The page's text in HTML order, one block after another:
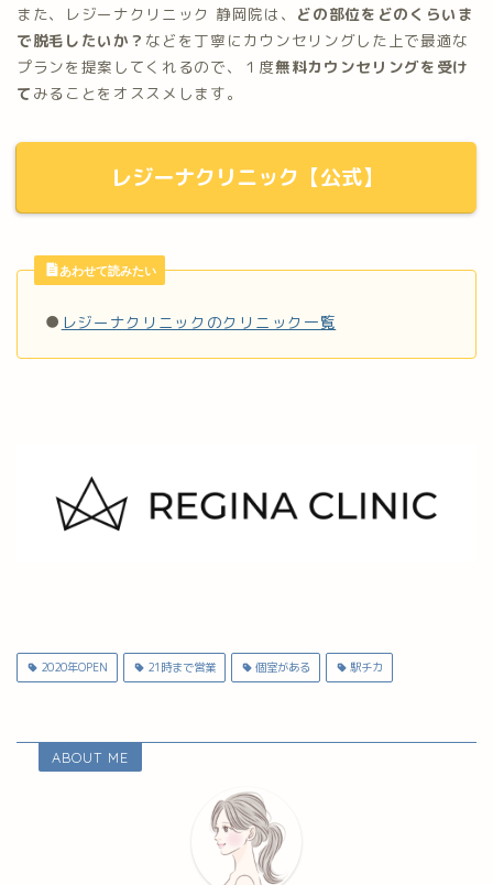
また、レジーナクリニック 静岡院は、 どの部位をどのくらいま
で脱毛したいか？ などを丁寧にカウンセリングした上で最適な
プランを提案してくれるので、１度無料カウンセリングを受け
て みることをオススメします。
レジーナクリニック【公式】
あわせて読みたい
● レジーナクリニックのクリニック一覧
2020年OPEN 21時まで営業 個室がある 駅チカ
ABOUT ME